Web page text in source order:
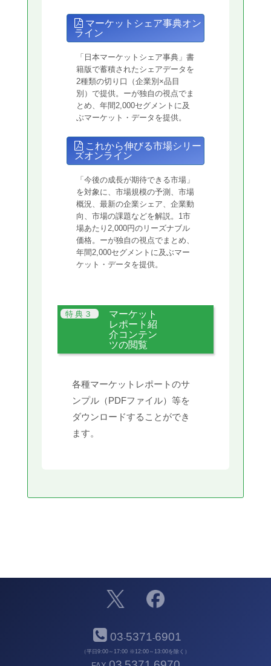
マーケットシェア事典オン
ライン
「日本マーケットシェア事典」書
籍版で蓄積されたシェアデータを
2種類の切り口（企業別×品目
別）で提供。ーが独自の視点でま
とめ、年間2,000セグメントに及
ぶマーケット・データを提供。
これから伸びる市場シリー
ズオンライン
「今後の成長が期待できる市場」
を対象に、市場規模の予測、市場
概況、最新の企業シェア、企業動
向、市場の課題などを解説。1市
場あたり2,000円のリーズナブル
価格。ーが独自の視点でまとめ、
年間2,000セグメントに及ぶマー
ケット・データを提供。
マーケット
レポート紹
介コンテン
ツの閲覧
各種マーケットレポートのサ
ンプル（PDFファイル）等を
ダウンロードすることができ
ます。
03-5371-6901
（平日9:00～17:00 ※12:00～13:00を除く）